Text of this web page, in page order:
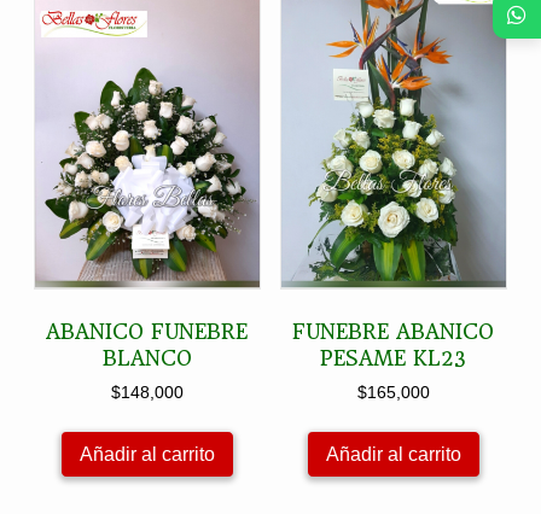
ABANICO FUNEBRE
BLANCO
$148,000
Añadir al carrito
FUNEBRE ABANICO
PESAME KL23
$165,000
Añadir al carrito